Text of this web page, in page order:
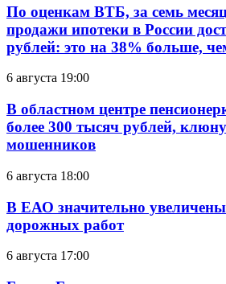
По оценкам ВТБ, за семь
продажи ипотеки в России
рублей: это на 38% больше,
6 августа 19:00
В областном центре
более 300 тысяч рублей,
мошенников
6 августа 18:00
В ЕАО значительно
дорожных работ
6 августа 17:00